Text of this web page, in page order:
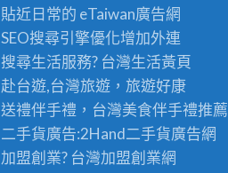
貼近日常的 eTaiwan廣告網
SEO搜尋引擎優化增加外連
搜尋生活服務? 台灣生活黃頁
赴台遊,台灣旅遊 ，旅遊好康
送禮伴手禮，台灣美食伴手禮推薦
二手貨廣告:2Hand二手貨廣告網
加盟創業? 台灣加盟創業網